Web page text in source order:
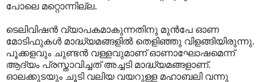
പോലെ മറ്റൊന്നില്ല.
ടെലിവിഷൻ വ്യാപകമാകുന്നതിനു മുൻപേ ഓണ
മോടിഫുകൾ മാദ്ധ്യമങ്ങളിൽ തെളിഞ്ഞു വിളങ്ങിയിരുന്നു.
പൂക്കളവും ചുണ്ടൻ വള്ളവുമാണ് ഓണാഘോഷമെന്ന്
ആദ്യം പ്രസ്താവിച്ചത് അച്ചടി മാദ്ധ്യമങ്ങളാണ്.
ഓലക്കുടയും ചൂടി വലിയ വയറുള്ള മഹാബലി വന്നു